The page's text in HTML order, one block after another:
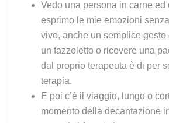
Vedo una persona in carne ed
esprimo le mie emozioni
vivo, anche un semplice gesto
un fazzoletto o ricevere una
dal proprio terapeuta è di per
terapia.
E poi c’è il viaggio, lungo o
momento della decantazione